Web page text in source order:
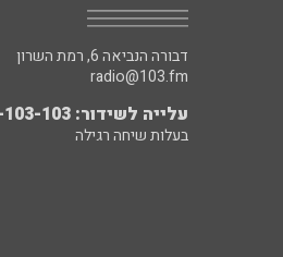
דבורה הנביאה 6, רמת השרון
radio@103.fm
עלייה לשידור: 0552-103-103
בעלות שיחה רגילה